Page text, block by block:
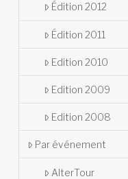
Édition 2012
Édition 2011
Edition 2010
Edition 2009
Edition 2008
Par événement
AlterTour